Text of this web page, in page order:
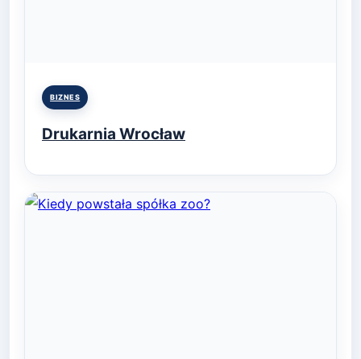
Posted
BIZNES
Drukarnia Wrocław